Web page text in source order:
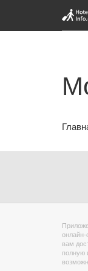
онлайн-
вам
полную